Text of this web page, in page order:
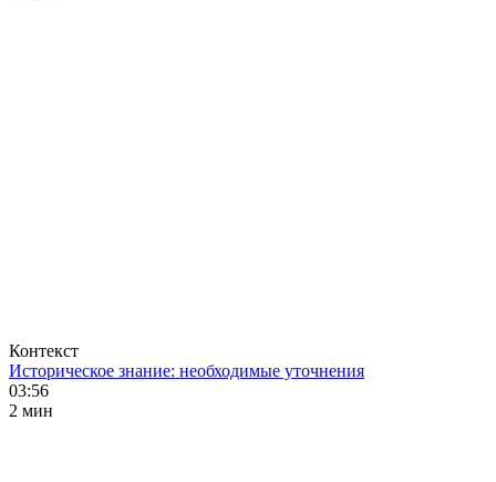
Контекст
Историческое знание: необходимые уточнения
03:56
2 мин